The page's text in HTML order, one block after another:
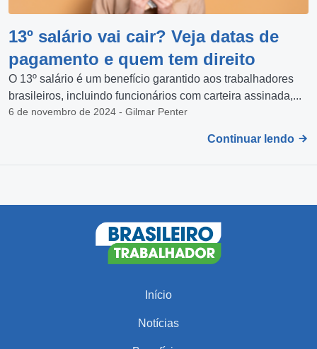
13º salário vai cair? Veja datas de
pagamento e quem tem direito
O 13º salário é um benefício garantido aos trabalhadores
brasileiros, incluindo funcionários com carteira assinada,...
6 de novembro de 2024 - Gilmar Penter
Continuar lendo
Início
Notícias